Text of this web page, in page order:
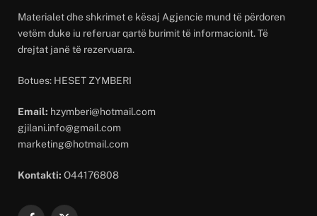
Materialet dhe shkrimet e kësaj Agjencie mund të përdoren
vetëm duke iu referuar qartë burimit të informacionit. Të
drejtat janë të rezervuara.
Botues: HESET ZYMBERI
Email: hzymberi@hotmail.com
gjilani.info@gmail.com
marketing@hotmail.com
Kontakti: O44176808